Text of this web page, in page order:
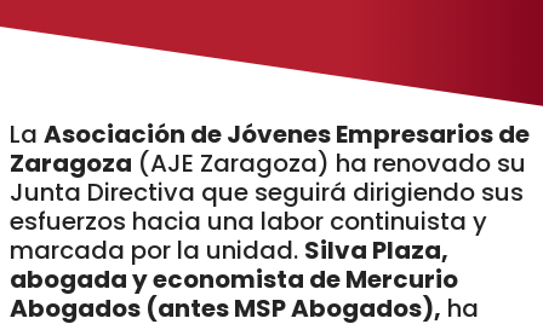
La Asociación de Jóvenes Empresarios de
Zaragoza (AJE Zaragoza) ha renovado su
Junta Directiva que seguirá dirigiendo sus
esfuerzos hacia una labor continuista y
marcada por la unidad. Silva Plaza,
abogada y economista de Mercurio
Abogados (antes MSP Abogados), ha